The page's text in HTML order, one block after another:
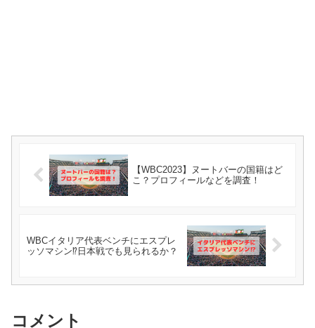
【WBC2023】ヌートバーの国籍はど
こ？プロフィールなどを調査！
WBCイタリア代表ベンチにエスプレ
ッソマシン⁉日本戦でも見られるか？
コメント